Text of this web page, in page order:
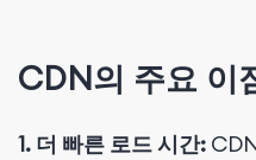
CDN의 주요 이
1. 더 빠른 로드 시간: